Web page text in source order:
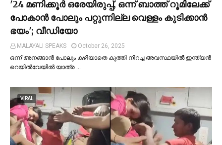
'24 മണിക്കൂര്‍ ഒരേയിരുപ്പ്, ഒന്ന് ബാത്ത് റൂമിലേക്ക്
പോകാന്‍ പോലും പറ്റുന്നില്ല വെള്ളം കുടിക്കാന്‍
ഭയം'; വീഡിയോ
MALAYALI SPEAKS
October 26, 2025
ഒന്ന് അനങ്ങാന്‍ പോലും കഴിയാതെ കുത്തി നിറച്ച അവസ്ഥയില്‍ ഇന്ത്യന്‍
റെയില്‍വേയില്‍ യാത്ര …
VIRAL